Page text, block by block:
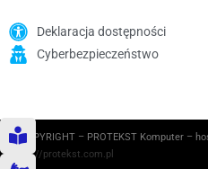
Deklaracja dostępności
Cyberbezpieczeństwo
© COPYRIGHT – PROTEKST Komputer –
https://protekst.com.pl